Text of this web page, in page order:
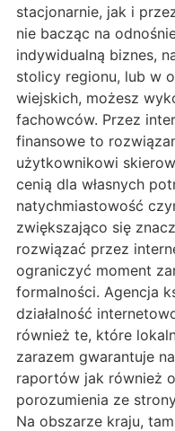
stacjonarnie, jak i
nie bacząc na
indywidualną biznes,
stolicy regionu, lub w
wiejskich, możesz
fachowców. Przez
finansowe to
użytkownikowi
cenią dla własnych
natychmiastowość
zwiększająco się
rozwiązać przez
ograniczyć moment
formalności. Agencja
działalność
również te, które
zarazem gwarantuje
raportów jak również
porozumienia ze
Na obszarze kraju,